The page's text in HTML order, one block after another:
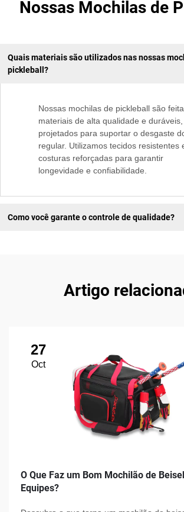
Nossas Mochilas de
Quais materiais são utilizados nas nossas
pickleball?
Nossas mochilas de pickleball são
materiais de alta qualidade e duráveis,
projetados para suportar o desgaste
regular. Utilizamos tecidos resistentes
costuras reforçadas para garantir
longevidade e confiabilidade.
Como você garante o controle de qualidade?
Artigo
27
Oct
O Que Faz um Bom Mochilão de
Equipes?